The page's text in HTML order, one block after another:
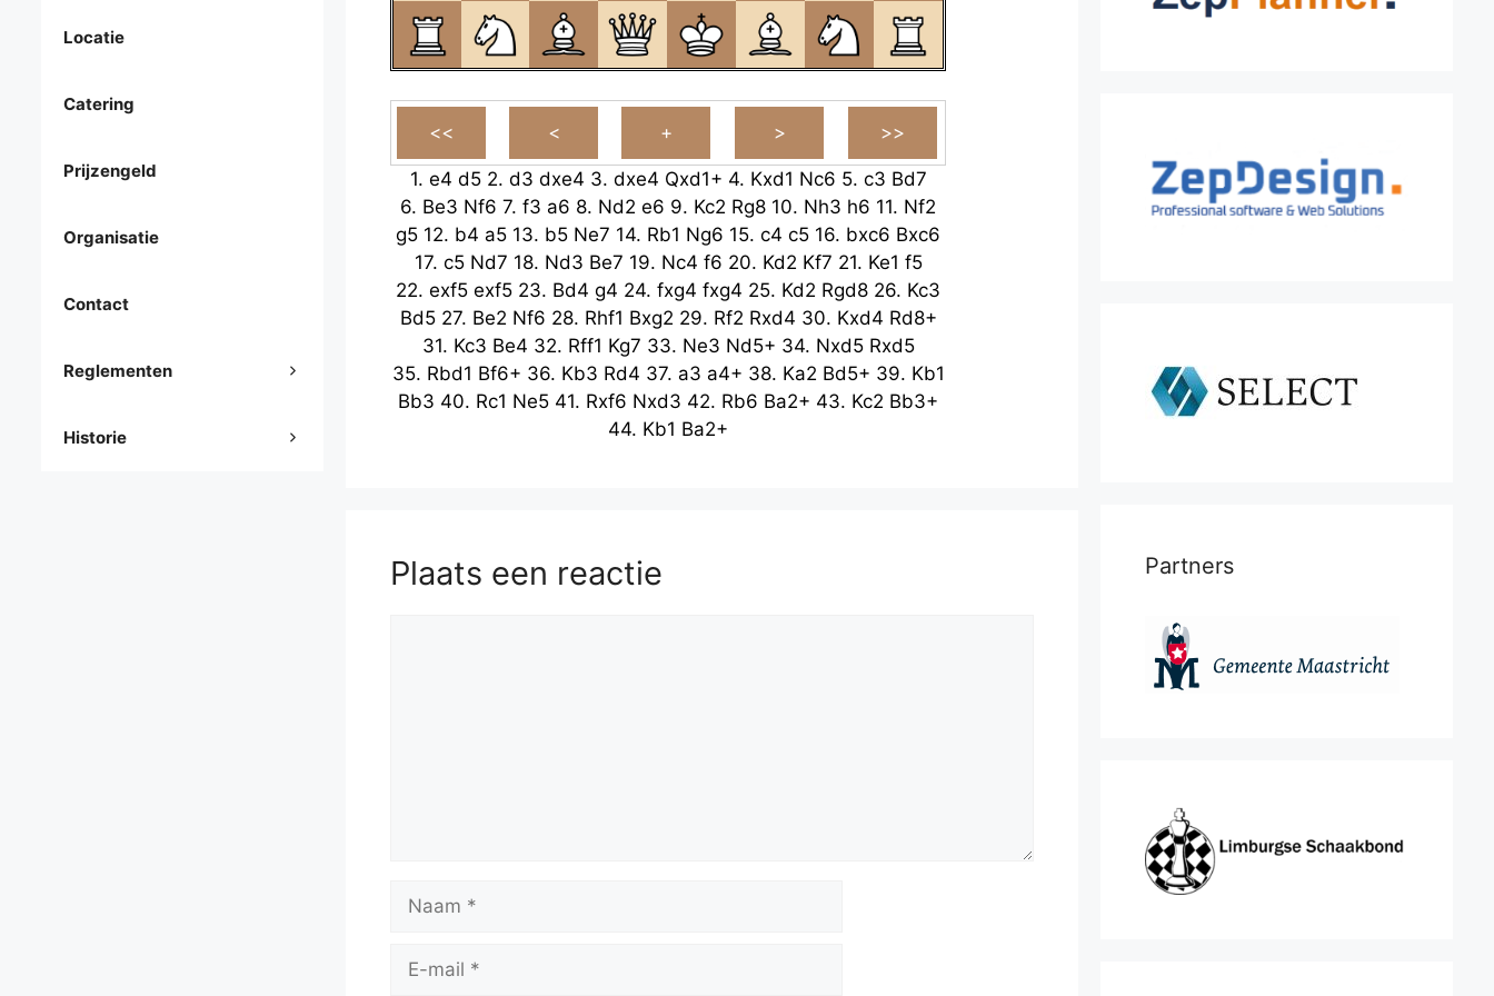
1. e4 d5 2. d3 dxe4 3. dxe4 Qxd1+ 4. Kxd1 Nc6 5. c3 Bd7
6. Be3 Nf6 7. f3 a6 8. Nd2 e6 9. Kc2 Rg8 10. Nh3 h6 11. Nf2
g5 12. b4 a5 13. b5 Ne7 14. Rb1 Ng6 15. c4 c5 16. bxc6 Bxc6
17. c5 Nd7 18. Nd3 Be7 19. Nc4 f6 20. Kd2 Kf7 21. Ke1 f5
22. exf5 exf5 23. Bd4 g4 24. fxg4 fxg4 25. Kd2 Rgd8 26. Kc3
Bd5 27. Be2 Nf6 28. Rhf1 Bxg2 29. Rf2 Rxd4 30. Kxd4 Rd8+
31. Kc3 Be4 32. Rff1 Kg7 33. Ne3 Nd5+ 34. Nxd5 Rxd5
35. Rbd1 Bf6+ 36. Kb3 Rd4 37. a3 a4+ 38. Ka2 Bd5+ 39. Kb1
Bb3 40. Rc1 Ne5 41. Rxf6 Nxd3 42. Rb6 Ba2+ 43. Kc2 Bb3+
44. Kb1 Ba2+
Plaats een reactie
mail
Locatie
Catering
Prijzengeld
Organisatie
Contact
Reglementen
Historie
Partners